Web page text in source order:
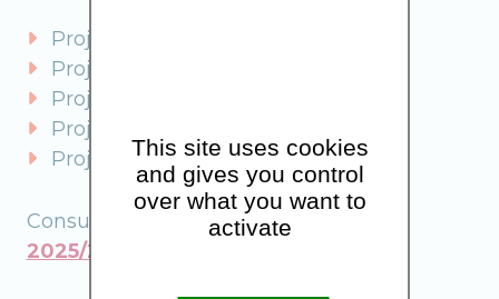
Projet médical
Projet de soins
Projet qualité & sécurité des soins
Projet social
Projet des usagers
Consultez le
projet d’établissement
2025/2029
This site uses cookies
and gives you control
over what you want to
activate